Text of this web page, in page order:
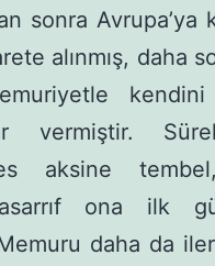
sonra Avrupa’ya
alınmış, daha
vermiştir.
aksine
ona ilk
daha da